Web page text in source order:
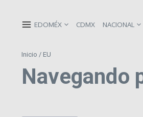
EDOMÉX CDMX NACIONAL
Inicio / EU
Navegando